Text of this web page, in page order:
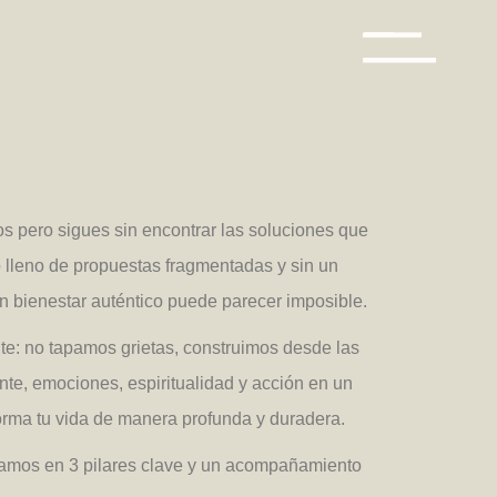
pero sigues sin encontrar las soluciones que
de propuestas fragmentadas y sin un
bienestar auténtico puede parecer imposible.
no tapamos grietas, construimos desde las
emociones, espiritualidad y acción en un
tu vida de manera profunda y duradera.
en 3 pilares clave y un acompañamiento